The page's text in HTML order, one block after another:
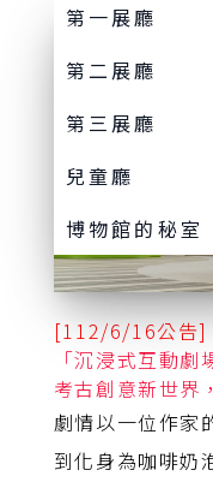
第一展廳
第二展廳
第三展廳
兒童廳
博物館的秘室
[112/6/16公告]
「沉浸式互動
考古創意新世界，
劇情以一位作家
到化身為咖啡奶